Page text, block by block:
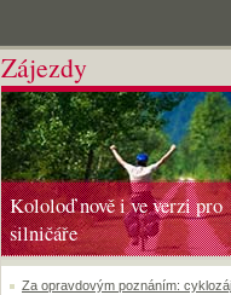
Zájezdy
Kololoď nově i ve verzi pro
silničáře
Za opravdovým poznáním: